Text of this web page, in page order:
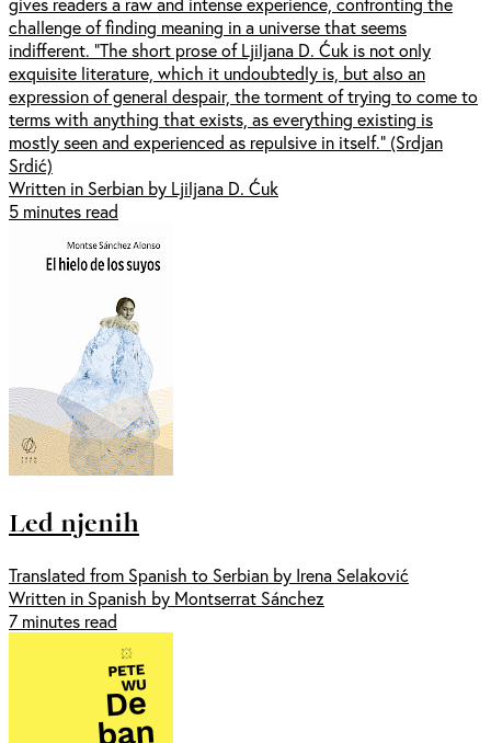
challenge of finding meaning in a universe that seems
indifferent. "The short prose of Ljiljana D. Ćuk is not only
exquisite literature, which it undoubtedly is, but also an
expression of general despair, the torment of trying to come to
terms with anything that exists, as everything existing is
mostly seen and experienced as repulsive in itself." (Srdjan
Srdić)
Written in Serbian by Ljiljana D. Ćuk
5 minutes read
Led njenih
Translated from Spanish to Serbian by Irena Selaković
Written in Spanish by Montserrat Sánchez
7 minutes read